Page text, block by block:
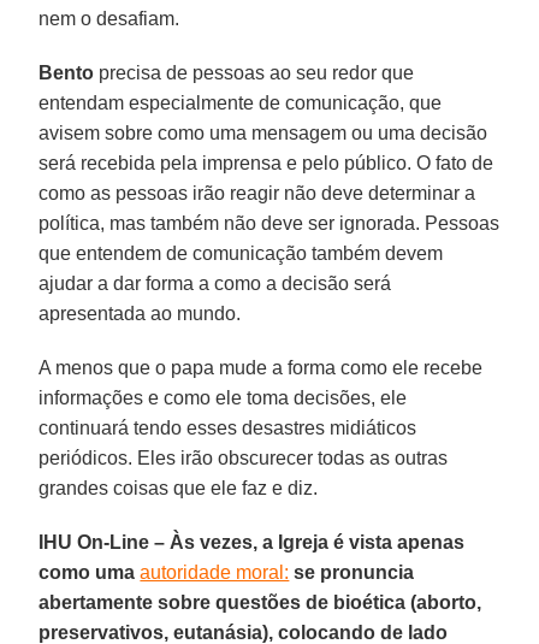
nem o desafiam.
Bento precisa de pessoas ao seu redor que
entendam especialmente de comunicação, que
avisem sobre como uma mensagem ou uma decisão
será recebida pela imprensa e pelo público. O fato de
como as pessoas irão reagir não deve determinar a
política, mas também não deve ser ignorada. Pessoas
que entendem de comunicação também devem
ajudar a dar forma a como a decisão será
apresentada ao mundo.
A menos que o papa mude a forma como ele recebe
informações e como ele toma decisões, ele
continuará tendo esses desastres midiáticos
periódicos. Eles irão obscurecer todas as outras
grandes coisas que ele faz e diz.
IHU On-Line – Às vezes, a Igreja é vista apenas
como umaautoridade moral: se pronuncia
abertamente sobre questões de bioética (aborto,
preservativos, eutanásia), colocando de lado